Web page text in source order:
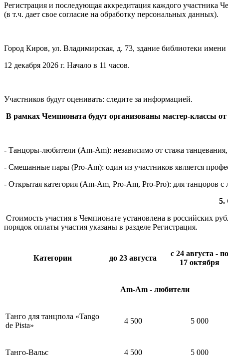
Регистрация и последующая аккредитация каждого участника
(в т.ч. дает свое согласие на обработку персональных данных).
Город Киров, ул. Владимирская, д. 73, здание библиотеки
12 декабря 2026 г. Начало в 11 часов.
Участников будут оценивать: следите за информацией.
В рамках Чемпионата будут организованы мастер-классы от
- Танцоры-любители (Am-Am): независимо от стажа
- Смешанные пары (Pro-Am): один из участников является
- Открытая категория (Am-Am, Pro-Am, Pro-Pro): для танцоров
5.
Стоимость участия в Чемпионате установлена в российских
порядок оплаты участия указаны в разделе Регистрация.
Категории до 23 августа
с 24 августа - по
17 октября
Am-Am - любители
Танго для танцпола «Tango
de Pista»
4 500 5 000
Танго-Вальс 4 500 5 000